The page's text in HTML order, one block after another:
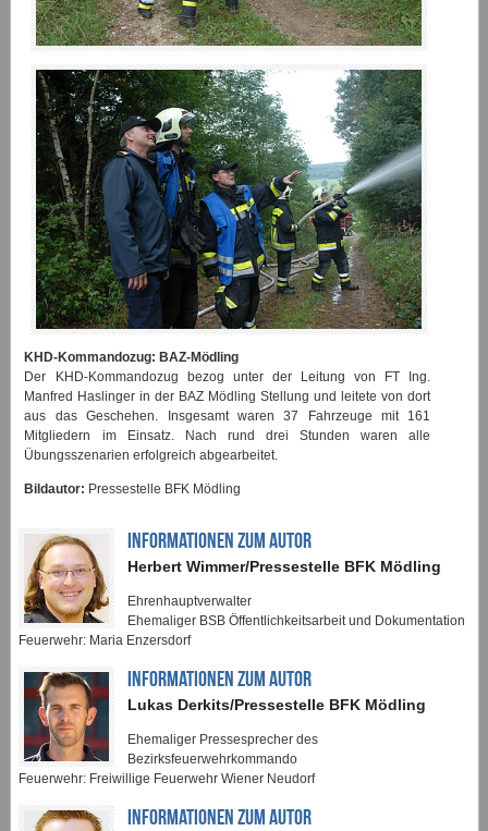
KHD-Kommandozug: BAZ-Mödling
Der KHD-Kommandozug bezog unter der Leitung von FT Ing.
Manfred Haslinger in der BAZ Mödling Stellung und leitete von dort
aus das Geschehen. Insgesamt waren 37 Fahrzeuge mit 161
Mitgliedern im Einsatz. Nach rund drei Stunden waren alle
Übungsszenarien erfolgreich abgearbeitet.
Bildautor: Pressestelle BFK Mödling
INFORMATIONEN ZUM AUTOR
Herbert Wimmer/Pressestelle BFK Mödling
Ehrenhauptverwalter
Ehemaliger BSB Öffentlichkeitsarbeit und Dokumentation
Feuerwehr: Maria Enzersdorf
INFORMATIONEN ZUM AUTOR
Lukas Derkits/Pressestelle BFK Mödling
Ehemaliger Pressesprecher des
Bezirksfeuerwehrkommando
Feuerwehr: Freiwillige Feuerwehr Wiener Neudorf
INFORMATIONEN ZUM AUTOR